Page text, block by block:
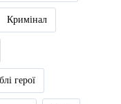
Кримінал
герої